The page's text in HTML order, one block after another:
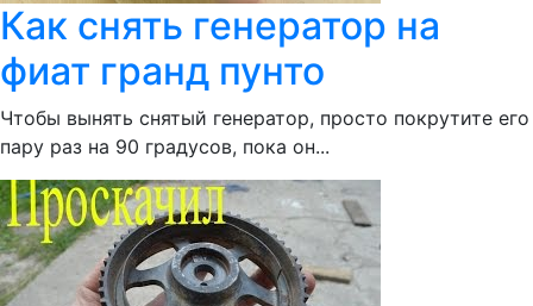
Как снять генератор на
фиат гранд пунто
Чтобы вынять снятый генератор, просто покрутите его
пару раз на 90 градусов, пока он...